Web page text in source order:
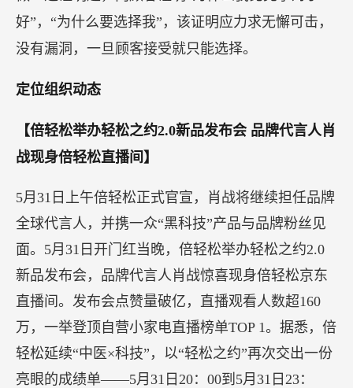
好”，“为什么要选择我”，该证明应力求无懈可击，
没有漏洞，一旦顾客接受就只能选择。
定位组织动态
【倍轻松举办轻松之约2.0新品发布会 品牌代言人肖
战现身倍轻松直播间】
5月31日上午倍轻松正式官宣，肖战将继续担任品牌
全球代言人，并携一众“黑科技”产品与品牌粉丝见
面。5月31日开门红当晚，倍轻松举办轻松之约2.0
新品发布会，品牌代言人肖战惊喜现身倍轻松京东
直播间。发布会点赞量破亿，直播观看人数超160
万，一举登顶自营小家电直播榜单TOP 1。据悉，倍
轻松延续“中医×科技”，以“轻松之约”再次交出一份
亮眼的成绩单——5月31日20：00到5月31日23：